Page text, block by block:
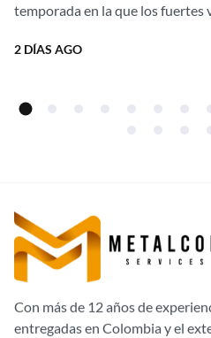
campestres
el 20% de
temporada en la que los fuertes
2 DÍAS AGO
Con más de 12 años de
entregadas en Colombia y el